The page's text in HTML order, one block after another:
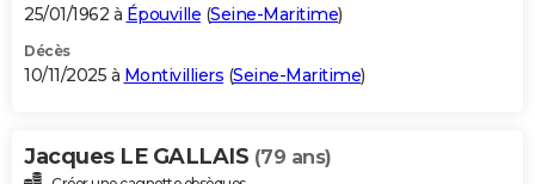
25/01/1962 à Épouville (Seine-Maritime)
Décès
10/11/2025 à Montivilliers (Seine-Maritime)
Jacques LE GALLAIS (79 ans)